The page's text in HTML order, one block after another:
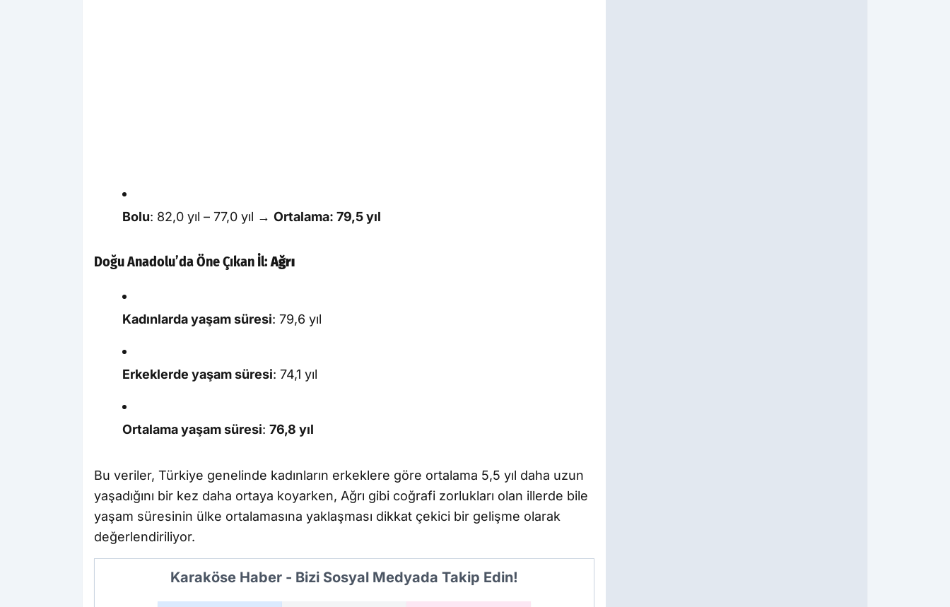
Bolu: 82,0 yıl – 77,0 yıl → Ortalama: 79,5 yıl
Doğu Anadolu’da Öne Çıkan İl:Ağrı
Kadınlarda yaşam süresi: 79,6 yıl
Erkeklerde yaşam süresi: 74,1 yıl
Ortalama yaşam süresi: 76,8 yıl
Bu veriler, Türkiye genelinde kadınların erkeklere göre ortalama 5,5 yıl daha uzun
yaşadığını bir kez daha ortaya koyarken, Ağrı gibi coğrafi zorlukları olan illerde bile
yaşam süresinin ülke ortalamasına yaklaşması dikkat çekici bir gelişme olarak
değerlendiriliyor.
Karaköse Haber - Bizi Sosyal Medyada Takip Edin!